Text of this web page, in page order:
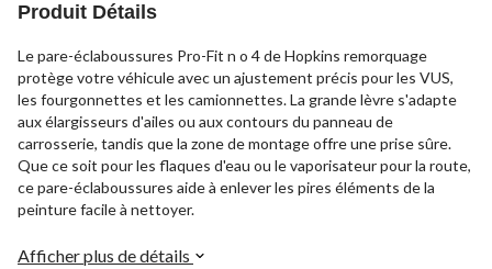
Produit Détails
Le pare-éclaboussures Pro-Fit n o 4 de Hopkins remorquage
protège votre véhicule avec un ajustement précis pour les VUS,
les fourgonnettes et les camionnettes. La grande lèvre s'adapte
aux élargisseurs d'ailes ou aux contours du panneau de
carrosserie, tandis que la zone de montage offre une prise sûre.
Que ce soit pour les flaques d'eau ou le vaporisateur pour la route,
ce pare-éclaboussures aide à enlever les pires éléments de la
peinture facile à nettoyer.
Afficher plus de détails